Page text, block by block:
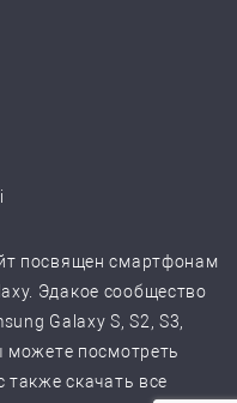
посвящен смартфонам
Эдакое сообщество
Galaxy S, S2, S3,
можете посмотреть
скачать все